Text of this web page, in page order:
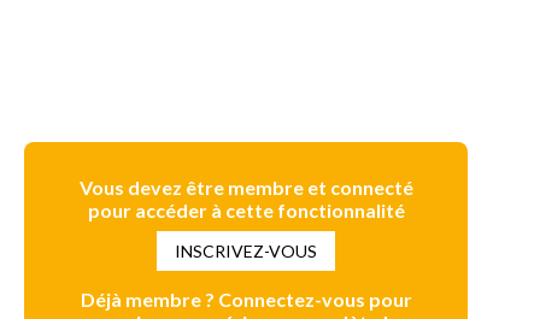
Vous devez être membre et connecté
pour accéder à cette fonctionnalité
INSCRIVEZ-VOUS
Déjà membre ? Connectez-vous pour